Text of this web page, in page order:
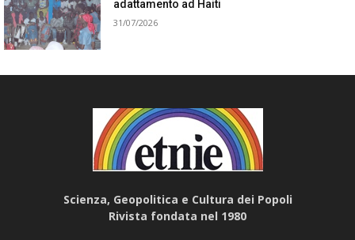
adattamento ad Haiti
31/07/2026
Scienza, Geopolitica e Cultura dei Popoli
Rivista fondata nel 1980